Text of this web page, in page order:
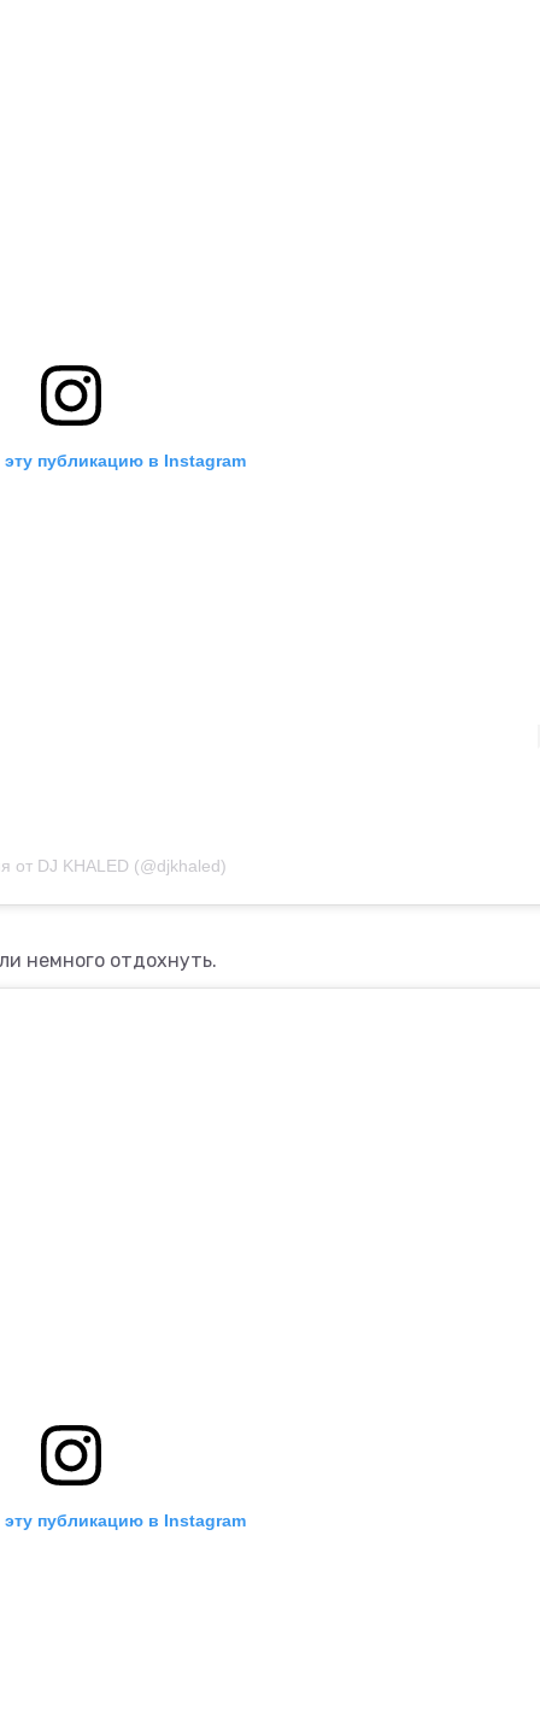
публикацию в Instagram
от DJ KHALED (@djkhaled)
немного отдохнуть.
публикацию в Instagram